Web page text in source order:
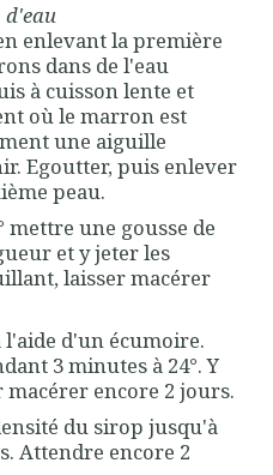
d'eau
enlevant la première
dans de l'eau
à cuisson lente et
où le marron est
une aiguille
Egoutter, puis enlever
peau.
mettre une gousse de
et y jeter les
laisser macérer
d'un écumoire.
3 minutes à 24°. Y
encore 2 jours.
du sirop jusqu'à
Attendre encore 2